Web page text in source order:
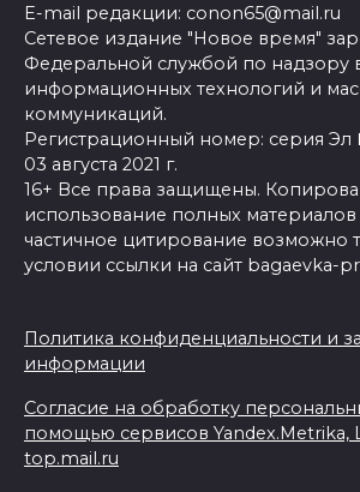
E-mail редакции: conon65@mail.ru
Сетевое издание "Новое время"
Федеральной службой по надзору
информационных технологий и
коммуникаций.
Регистрационный номер: серия
03 августа 2021 г.
16+ Все права защищены.
использование полных
частичное цитирование возможно
условии ссылки на сайт bagaevka-
Политика конфиденциальности и
информации
Согласие на обработку
помощью сервисов Yandex.Metrika,
top.mail.ru